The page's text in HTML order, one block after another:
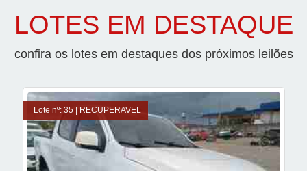
LOTES EM DESTAQUE
confira os lotes em destaques dos próximos leilões
Lote nº: 35 | RECUPERAVEL